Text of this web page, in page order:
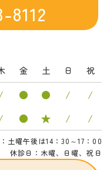
8112
金 土 日 祝
● ● / /
● ★ / /
：土曜午後は14：30～17：00
休診日：木曜、日曜、祝日